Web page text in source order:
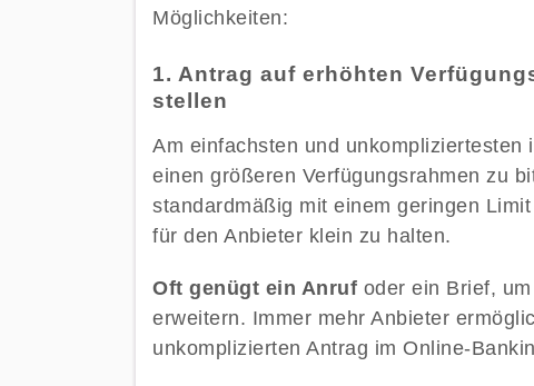
Möglichkeiten:
1. Antrag auf erhöhten
stellen
Am einfachsten und
einen größeren Verfügungsrahmen zu
standardmäßig mit einem geringen
für den Anbieter klein zu halten.
Oft genügt ein Anruf oder ein Brief,
erweitern. Immer mehr Anbieter
unkomplizierten Antrag im Online-